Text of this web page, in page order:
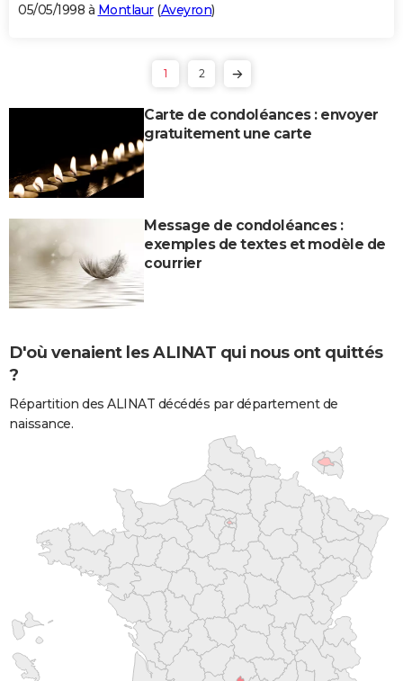
05/05/1998 à Montlaur(Aveyron)
1 2
Carte de condoléances : envoyer
gratuitement une carte
Message de condoléances :
exemples de textes et modèle de
courrier
D'où venaient les ALINAT qui nous ont quittés
?
Répartition des ALINAT décédés par département de
naissance.